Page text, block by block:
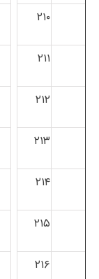
۲۱۰
۲۱۱
۲۱۲
۲۱۳
۲۱۴
۲۱۵
۲۱۶